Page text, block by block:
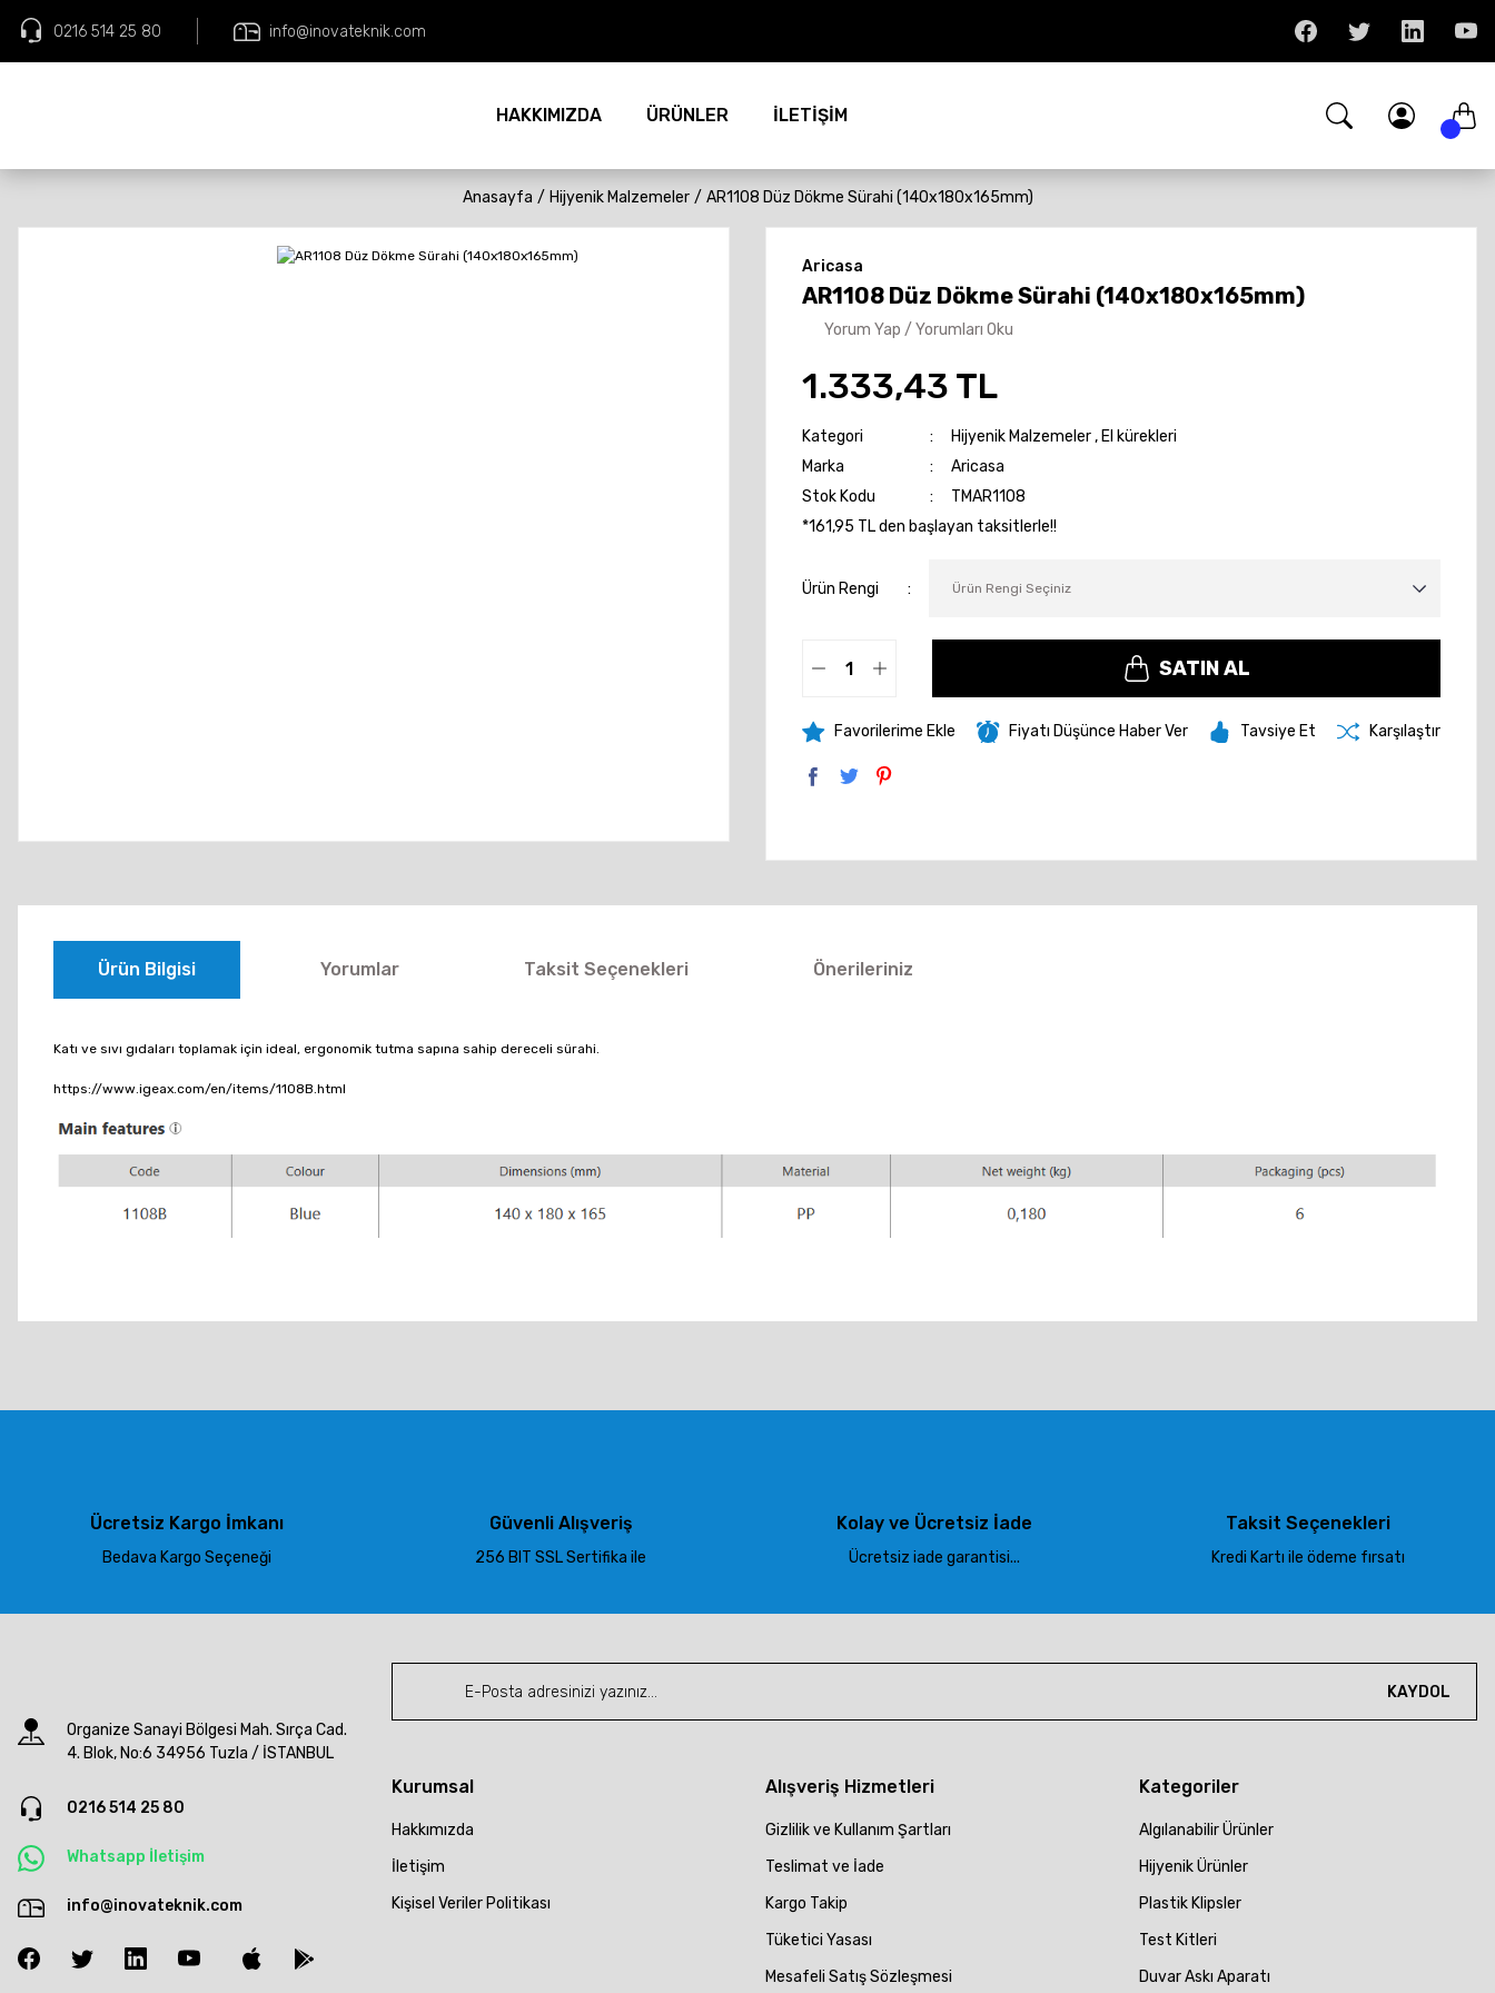
0216 514 25 80 info@inovateknik.com
HAKKIMIZDA ÜRÜNLER İLETİŞİM
Anasayfa Hijyenik Malzemeler AR1108 Düz Dökme Sürahi (140x180x165mm)
Aricasa
AR1108 Düz Dökme Sürahi (140x180x165mm)
Yorum Yap / Yorumları Oku
1.333,43 TL
Kategori Hijyenik Malzemeler, El kürekleri
Marka
Aricasa
Stok Kodu
TMAR1108
*161,95 TL den başlayan taksitlerle!!
Ürün Rengi
SATIN AL
Fiyatı Düşünce Haber Ver Tavsiye Et Karşılaştır
Ürün Bilgisi Yorumlar Taksit Seçenekleri Önerileriniz
Katı ve sıvı gıdaları toplamak için ideal, ergonomik tutma sapına sahip dereceli sürahi.
https://www.igeax.com/en/items/1108B.html
Ürün resmi kalitesiz, bozuk veya görüntülenemiyor.
Bu ürüne benzer farklı alternatifler olmalı.
Ücretsiz Kargo İmkanı
Bedava Kargo Seçeneği
Güvenli Alışveriş
256 BIT SSL Sertifika ile
Kolay ve Ücretsiz İade
Ücretsiz iade garantisi...
Taksit Seçenekleri
Kredi Kartı ile ödeme fırsatı
Organize Sanayi Bölgesi Mah. Sırça Cad.
4. Blok, No:6 34956 Tuzla / İSTANBUL
0216 514 25 80
Whatsapp İletişim
info@inovateknik.com
KAYDOL
Kurumsal
Hakkımızda
İletişim
Kişisel Veriler Politikası
Alışveriş Hizmetleri
Gizlilik ve Kullanım Şartları
Teslimat ve İade
Kargo Takip
Tüketici Yasası
Mesafeli Satış Sözleşmesi
Kategoriler
Algılanabilir Ürünler
Hijyenik Ürünler
Plastik Klipsler
Test Kitleri
Duvar Askı Aparatı